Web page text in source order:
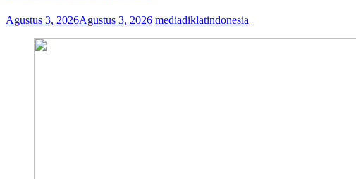
Agustus 3, 2026Agustus 3, 2026 mediadiklatindonesia